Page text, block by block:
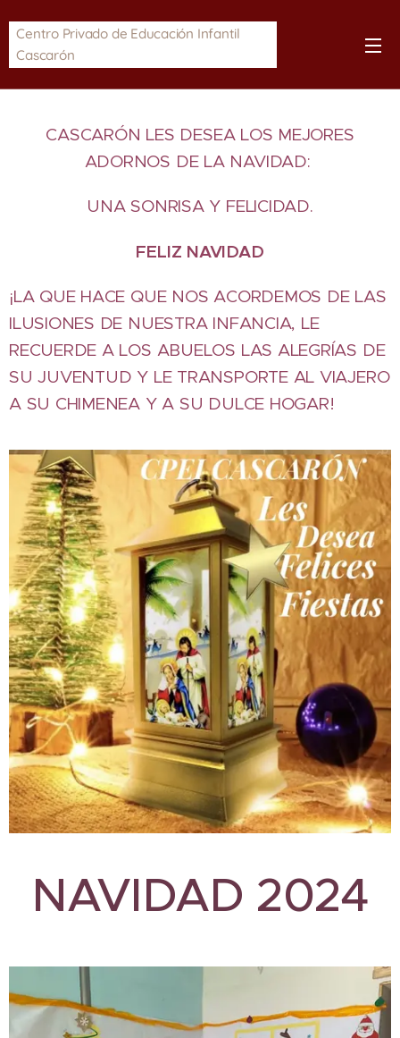
Centro Privado de Educación Infantil
Cascarón
CASCARÓN LES DESEA LOS MEJORES
ADORNOS DE LA NAVIDAD:
UNA SONRISA Y FELICIDAD.
FELIZ NAVIDAD
¡LA QUE HACE QUE NOS ACORDEMOS DE LAS
ILUSIONES DE NUESTRA INFANCIA, LE
RECUERDE A LOS ABUELOS LAS ALEGRÍAS DE
SU JUVENTUD Y LE TRANSPORTE AL VIAJERO
A SU CHIMENEA Y A SU DULCE HOGAR!
NAVIDAD 2024